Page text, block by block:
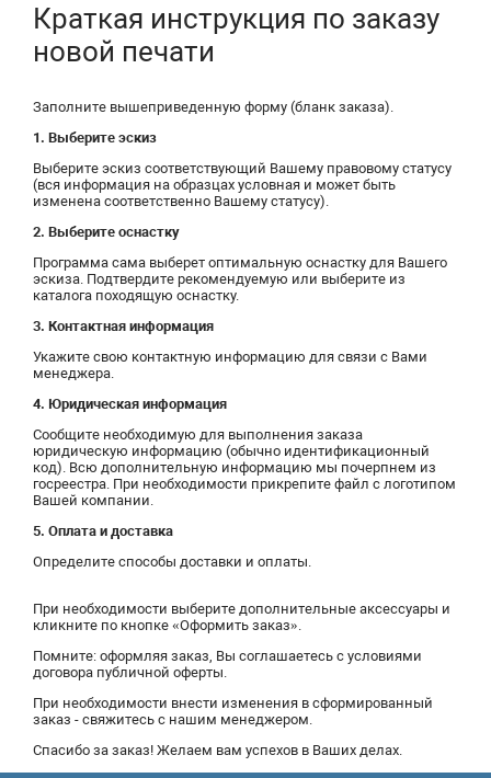
Краткая инструкция по заказу
новой печати
Заполните вышеприведенную форму (бланк заказа).
1. Выберите эскиз
Выберите эскиз соответствующий Вашему правовому статусу
(вся информация на образцах условная и может быть
изменена соответственно Вашему статусу).
2. Выберите оснастку
Программа сама выберет оптимальную оснастку для Вашего
эскиза. Подтвердите рекомендуемую или выберите из
каталога походящую оснастку.
3. Контактная информация
Укажите свою контактную информацию для связи с Вами
менеджера.
4. Юридическая информация
Сообщите необходимую для выполнения заказа
юридическую информацию (обычно идентификационный
код). Всю дополнительную информацию мы почерпнем из
госреестра. При необходимости прикрепите файл с логотипом
Вашей компании.
5. Оплата и доставка
Определите способы доставки и оплаты.
При необходимости выберите дополнительные аксессуары и
кликните по кнопке «Оформить заказ».
Помните: оформляя заказ, Вы соглашаетесь с условиями
договора публичной оферты.
При необходимости внести изменения в сформированный
заказ - свяжитесь с нашим менеджером.
Спасибо за заказ! Желаем вам успехов в Ваших делах.